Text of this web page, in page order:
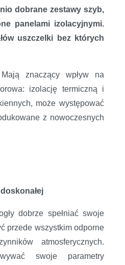
dobrane zestawy szyb,
panelami izolacyjnymi.
uszczelki bez których
znaczący wpływ na
izolację termiczną i
może występować
z nowoczesnych
dobrze spełniać swoje
przede wszystkim odporne
atmosferycznych.
swoje parametry